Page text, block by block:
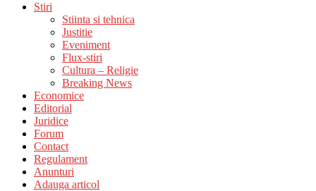
Stiri
Stiinta si tehnica
Justitie
Eveniment
Flux-stiri
Cultura – Religie
Breaking News
Economice
Editorial
Juridice
Forum
Contact
Regulament
Anunturi
Adauga articol